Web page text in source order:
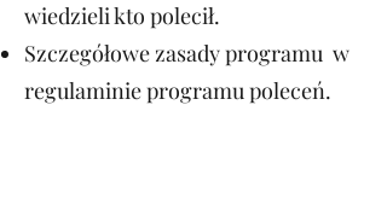
wiedzieli kto polecił.
Szczegółowe zasady programu w
regulaminie programu poleceń.